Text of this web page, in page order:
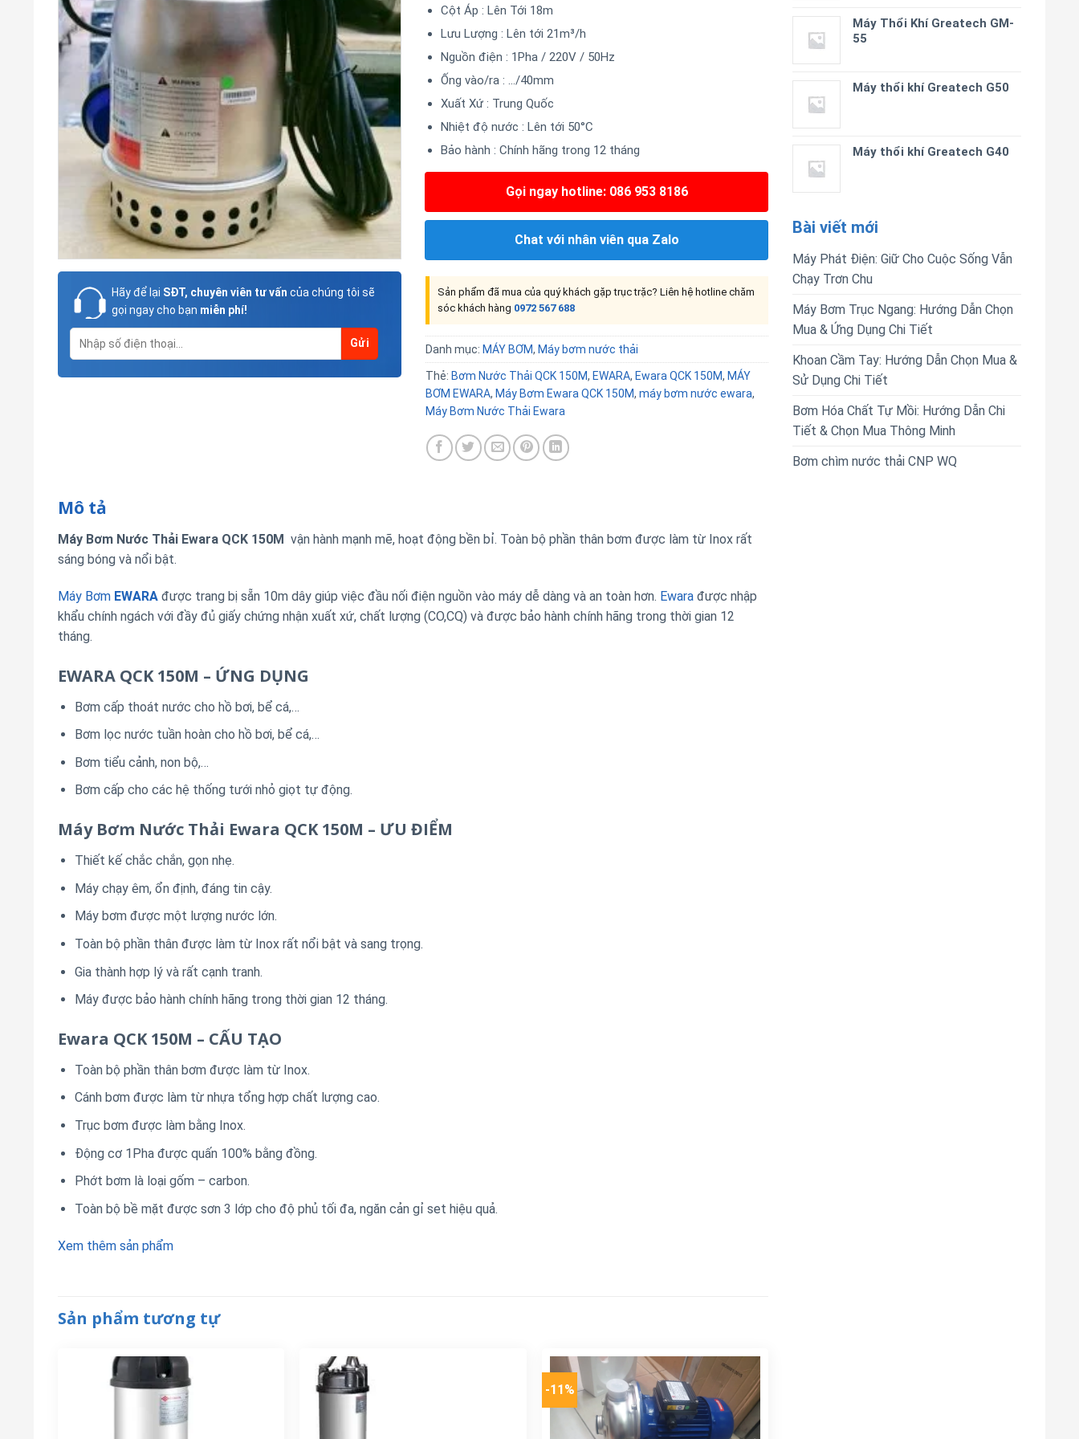
Máy Thổi Khí Greatech GM-
55
Máy thổi khí Greatech G50
Máy thổi khí Greatech G40
Bài viết mới
Máy Phát Điện: Giữ Cho Cuộc Sống Vẫn
Chạy Trơn Chu
Máy Bơm Trục Ngang: Hướng Dẫn Chọn
Mua & Ứng Dụng Chi Tiết
Khoan Cầm Tay: Hướng Dẫn Chọn Mua &
Sử Dụng Chi Tiết
Bơm Hóa Chất Tự Mồi: Hướng Dẫn Chi
Tiết & Chọn Mua Thông Minh
Bơm chìm nước thải CNP WQ
Hãy để lại SĐT, chuyên viên tư vấn của chúng tôi sẽ
gọi ngay cho bạn miễn phí!
Cột Áp : Lên Tới 18m
Lưu Lượng : Lên tới 21m³/h
Nguồn điện : 1Pha / 220V / 50Hz
Ống vào/ra : …/40mm
Xuất Xứ : Trung Quốc
Nhiệt độ nước : Lên tới 50°C
Bảo hành : Chính hãng trong 12 tháng
Gọi ngay hotline: 086 953 8186
Chat với nhân viên qua Zalo
Sản phẩm đã mua của quý khách gặp trục trặc? Liên hệ hotline chăm
sóc khách hàng 0972 567 688
Danh mục: MÁY BƠM, Máy bơm nước thải
Thẻ: Bơm Nước Thải QCK 150M, EWARA, Ewara QCK 150M, MÁY
BƠM EWARA, Máy Bơm Ewara QCK 150M, máy bơm nước ewara,
Máy Bơm Nước Thải Ewara
Mô tả
Máy Bơm Nước Thải Ewara QCK 150M vận hành mạnh mẽ, hoạt động bền bỉ. Toàn bộ phần thân bơm được làm từ Inox rất
sáng bóng và nổi bật.
Máy Bơm EWARA được trang bị sẵn 10m dây giúp việc đầu nối điện nguồn vào máy dễ dàng và an toàn hơn. Ewara được nhập
khẩu chính ngách với đầy đủ giấy chứng nhận xuất xứ, chất lượng (CO,CQ) và được bảo hành chính hãng trong thời gian 12
tháng.
EWARA QCK 150M – ỨNG DỤNG
Bơm cấp thoát nước cho hồ bơi, bể cá,…
Bơm lọc nước tuần hoàn cho hồ bơi, bể cá,…
Bơm tiểu cảnh, non bộ,…
Bơm cấp cho các hệ thống tưới nhỏ giọt tự động.
Máy Bơm Nước Thải Ewara QCK 150M – ƯU ĐIỂM
Thiết kế chắc chắn, gọn nhẹ.
Máy chạy êm, ổn định, đáng tin cậy.
Máy bơm được một lượng nước lớn.
Toàn bộ phần thân được làm từ Inox rất nổi bật và sang trọng.
Gia thành hợp lý và rất cạnh tranh.
Máy được bảo hành chính hãng trong thời gian 12 tháng.
Ewara QCK 150M – CẤU TẠO
Toàn bộ phần thân bơm được làm từ Inox.
Cánh bơm được làm từ nhựa tổng hợp chất lượng cao.
Trục bơm được làm bằng Inox.
Động cơ 1Pha được quấn 100% bằng đồng.
Phớt bơm là loại gốm – carbon.
Toàn bộ bề mặt được sơn 3 lớp cho độ phủ tối đa, ngăn cản gỉ set hiệu quả.
Xem thêm sản phẩm
Sản phẩm tương tự
-11%